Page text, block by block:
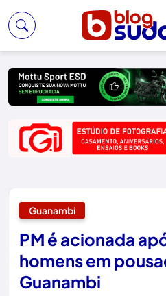
Guanambi
PM é acionada
homens em
Guanambi